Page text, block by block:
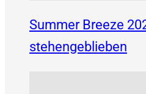
Summer Breeze
stehengeblieben